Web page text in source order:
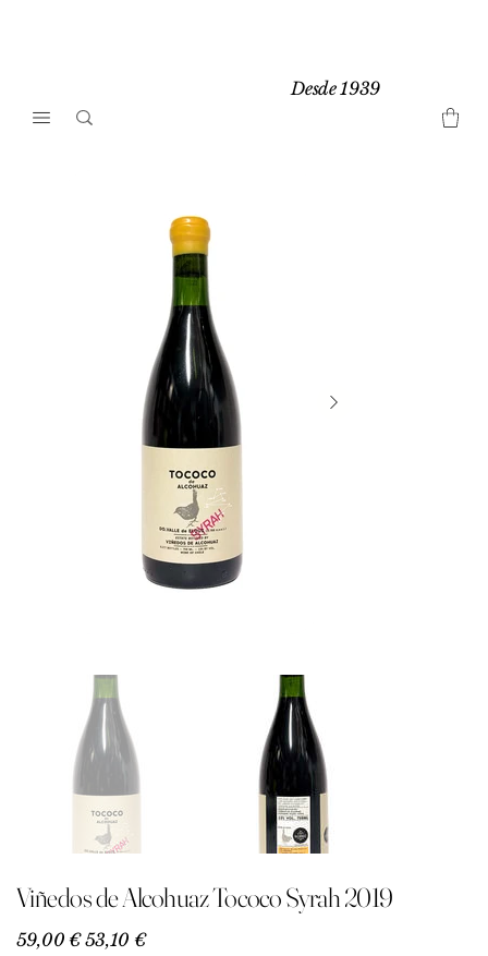
Desde 1939
Viñedos de Alcohuaz Tococo Syrah 2019
Precio
original
59,00 €
Precio
de
53,10 €